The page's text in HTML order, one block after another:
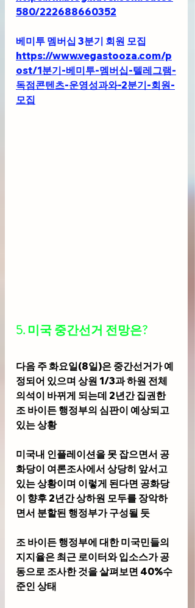
580/222688660352
베미투 멤버십 3분기 회원 모집
https://www.vegastooza.com/p
ost/1분기-베미투-멤버십-텔레그램-
독점콘텐츠-운영성과와-2분기-회원-
모집
5. 미국 중간선거 전망은?
다음 주 화요일(8일)은 중간선거가 예
정되어 있으며 상원 1/3과 하원 전체
의석이 바뀌게 되는데 2년간 집권한
조 바이든 행정부의 심판이 예상되고
있는 상황
미국내 인플레이션을 못 잡으면서 공
화당이 여론조사에서 상당히 앞서고
있는 상황이며 이렇게 된다면 공화당
이 향후 2년간 상하원 모두를 장악하
면서 분할된 행정부가 구성될 듯
조 바이든 행정부에 대한 미국민들의
지지율은 최근 로이터와 입소스가 공
동으로 조사한 것을 살펴보면 40%수
준인 상태